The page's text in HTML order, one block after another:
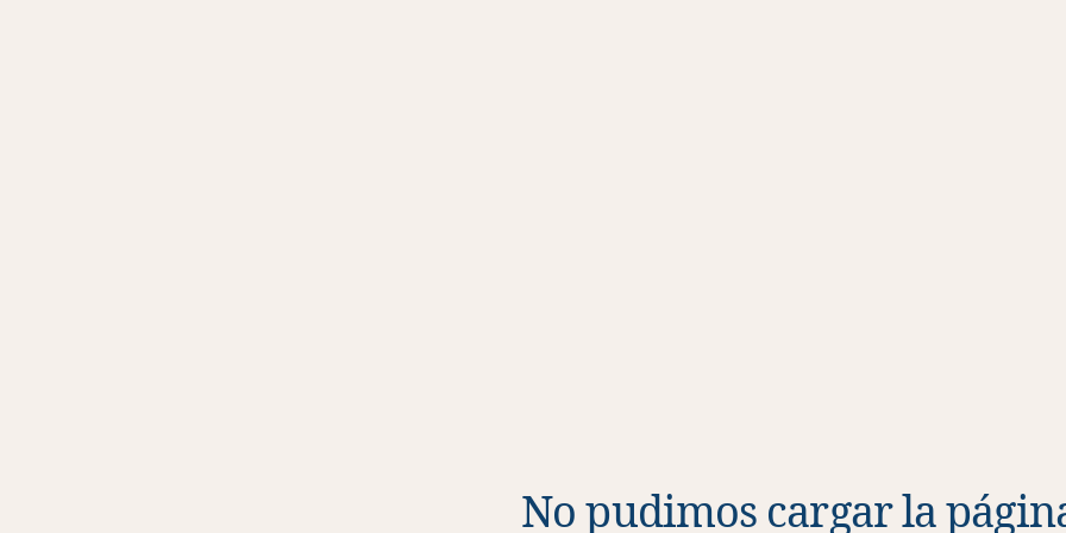
No pudimos cargar la